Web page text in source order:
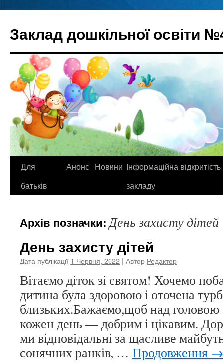
вмісту
Заклад дошкільної освіти
Для
батьків
Анонс Новини Інформаційна відкритість
закладу
Архів позначки:День захисту дітей
День захисту дітей
Дата публікації 1 Червня, 2022 | Автор Редактор
Вітаємо діток зі святом! Хочемо
дитина була здоровою і оточена
близьких.Бажаємо,щоб над головою
кожен день — добрим і цікавим.
ми відповідальні за щасливе
сонячних ранків, … Продовження →